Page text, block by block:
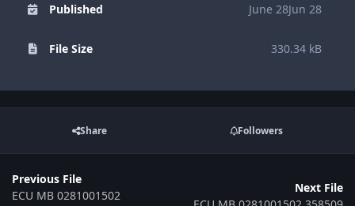
Published June 28Jun 28
File Size 330.34 kB
Share Followers
Previous File
ECU MB 0281001502
Next File